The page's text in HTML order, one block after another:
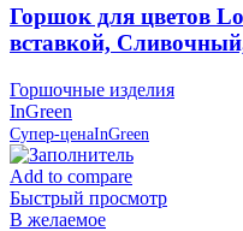
Горшок для цветов
вставкой,
Горшочные изделия
InGreen
Супер-ценаInGreen
Add to compare
Быстрый просмотр
В желаемое